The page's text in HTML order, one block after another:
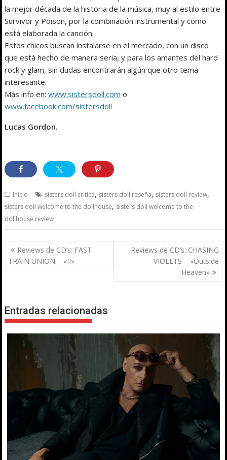
la mejor década de la historia de la música, muy al estilo entre
Survivor y Poison, por la combinación instrumental y como
está elaborada la canción.
Estos chicos buscan instalarse en el mercado, con un disco
que está hecho de manera seria, y para los amantes del hard
rock y glam, sin dudas encontrarán algún que otro tema
interesante.
Más info en:www.sistersdoll.com o
www.facebook.com/sistersdoll
Lucas Gordon.
Inicio sisters doll critica, sisters doll reseña, sisters doll review,
sisters doll welcome to the dollhouse, sisters doll welcome to the
dollhouse review
Navegación
de
entradas
Reviews de CD’s: FAST
TRAIN UNION – «II»
Reviews de CD’s: CHASING
VIOLETS – «Outside
Heaven»
Entradas relacionadas